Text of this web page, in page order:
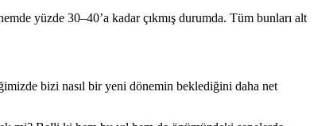
yüzde 30–40’a kadar çıkmış durumda. Tüm bunları alt
bizi nasıl bir yeni dönemin beklediğini daha net